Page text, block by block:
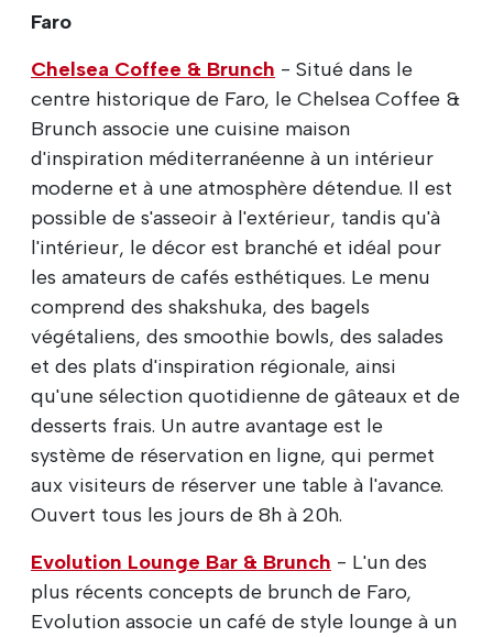
Faro
Chelsea Coffee & Brunch - Situé dans le
centre historique de Faro, le Chelsea Coffee &
Brunch associe une cuisine maison
d'inspiration méditerranéenne à un intérieur
moderne et à une atmosphère détendue. Il est
possible de s'asseoir à l'extérieur, tandis qu'à
l'intérieur, le décor est branché et idéal pour
les amateurs de cafés esthétiques. Le menu
comprend des shakshuka, des bagels
végétaliens, des smoothie bowls, des salades
et des plats d'inspiration régionale, ainsi
qu'une sélection quotidienne de gâteaux et de
desserts frais. Un autre avantage est le
système de réservation en ligne, qui permet
aux visiteurs de réserver une table à l'avance.
Ouvert tous les jours de 8h à 20h.
Evolution Lounge Bar & Brunch - L'un des
plus récents concepts de brunch de Faro,
Evolution associe un café de style lounge à un